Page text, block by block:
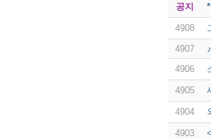
공지
4908
4907
4906
4905
4904
4903